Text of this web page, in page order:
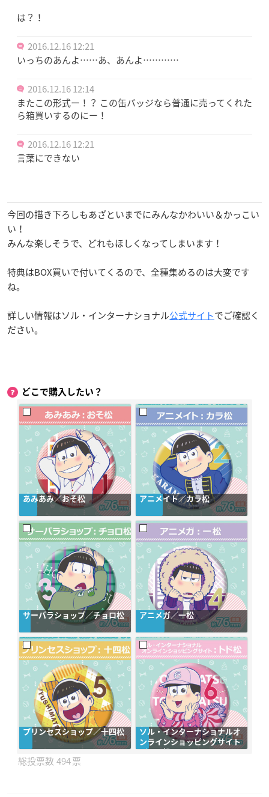
は？！
2016.12.16 12:21
いっちのあんよ……あ、あんよ…………
2016.12.16 12:14
またこの形式ー！？ この缶バッジなら普通に売ってくれた
ら箱買いするのにー！
2016.12.16 12:21
言葉にできない
今回の描き下ろしもあざといまでにみんなかわいい＆かっこい
い！
みんな楽しそうで、どれもほしくなってしまいます！
特典はBOX買いで付いてくるので、全種集めるのは大変です
ね。
詳しい情報はソル・インターナショナル公式サイトでご確認く
ださい。
どこで購入したい？
あみあみ／おそ松 アニメイト／カラ松
サーパラショップ／チョロ松 アニメガ／一松
プリンセスショップ／十四松
ソル・インターナショナルオ
ンラインショッピングサイト
494